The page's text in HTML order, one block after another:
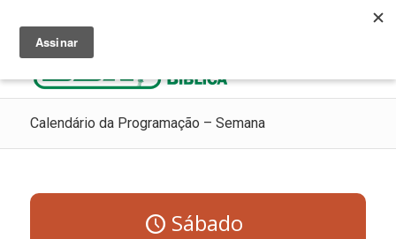
Calendário da Programação – Semana
Sábado